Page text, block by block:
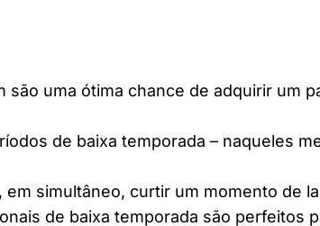
são uma ótima chance de adquirir um
de baixa temporada – naqueles
simultâneo, curtir um momento de
de baixa temporada são perfeitos